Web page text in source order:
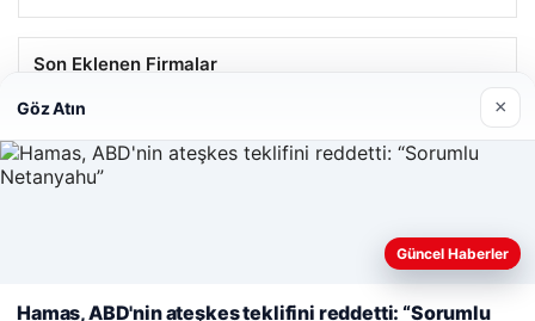
Son Eklenen Firmalar
Hastaş Beton
26/05/2026
Web sitemizi nasıl kullandığınızı daha iyi anlayabilmek,
Göz Atın ×
Güncel Haberler
Hamas, ABD'nin ateşkes teklifini reddetti: “Sorumlu